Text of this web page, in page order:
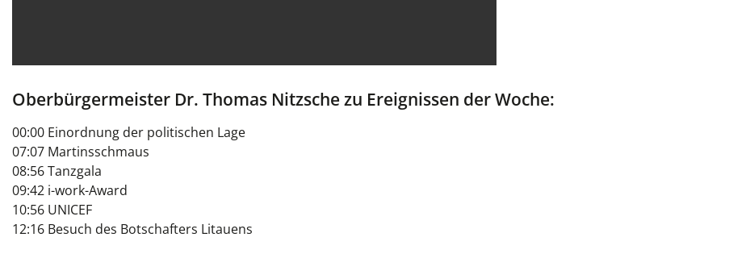
Oberbürgermeister Dr. Thomas Nitzsche zu Ereignissen der Woche:
00:00 Einordnung der politischen Lage
07:07 Martinsschmaus
08:56 Tanzgala
09:42 i-work-Award
10:56 UNICEF
12:16 Besuch des Botschafters Litauens